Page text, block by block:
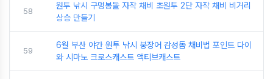
58
원투 낚시 구멍봉돌 자작 채비 초원투 2단 자작 채비 비거리
상승 만들기
59
6월 부산 야간 원투 낚시 붕장어 감성돔 채비법 포인트 다이
와 시마노 크로스캐스트 액티브캐스트